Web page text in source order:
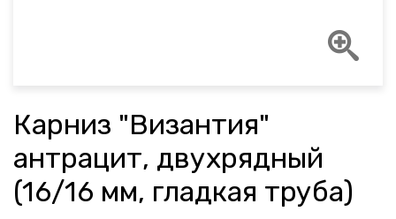
Карниз "Византия"
антрацит, двухрядный
(16/16 мм, гладкая труба)